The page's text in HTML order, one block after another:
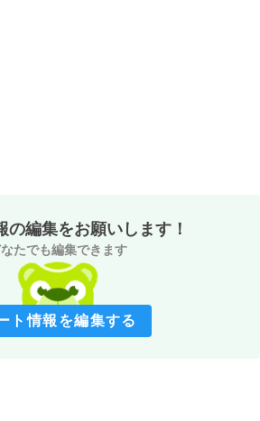
の編集をお願いします！
なたでも編集できます
ト情報を編集する